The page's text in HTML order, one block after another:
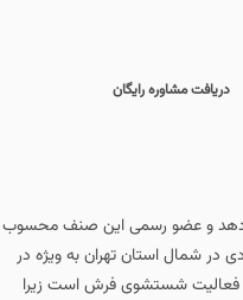
دریافت مشاوره رایگان
می‌دهد و عضو رسمی این صنف محسوب
در شمال استان تهران به ویژه در
فعالیت شستشوی فرش است زیرا